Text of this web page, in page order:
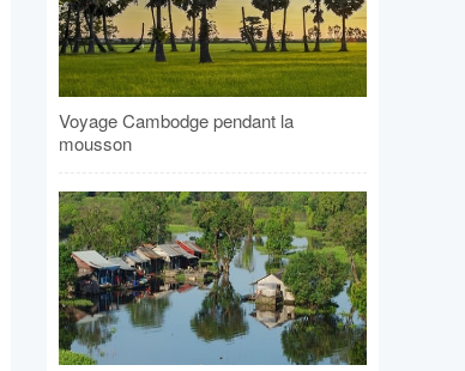
Voyage Cambodge pendant la
mousson